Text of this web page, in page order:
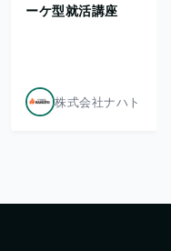
ーケ型就活講座
株式会社ナハト